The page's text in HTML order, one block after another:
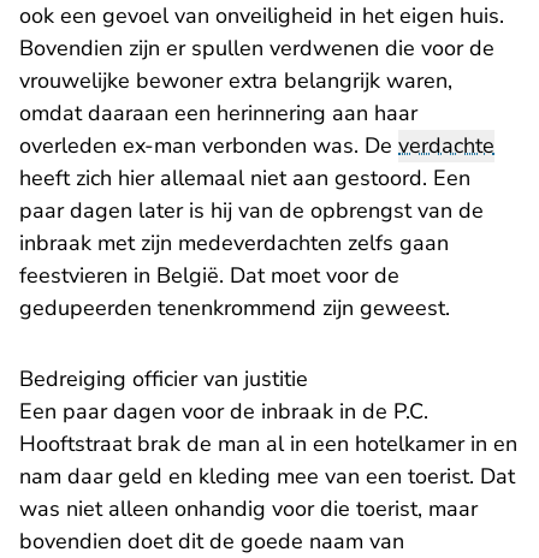
ook een gevoel van onveiligheid in het eigen huis.
Bovendien zijn er spullen verdwenen die voor de
vrouwelijke bewoner extra belangrijk waren,
omdat daaraan een herinnering aan haar
overleden ex-man verbonden was. De verdachte
heeft zich hier allemaal niet aan gestoord. Een
paar dagen later is hij van de opbrengst van de
inbraak met zijn medeverdachten zelfs gaan
feestvieren in België. Dat moet voor de
gedupeerden tenenkrommend zijn geweest.
Bedreiging officier van justitie
Een paar dagen voor de inbraak in de P.C.
Hooftstraat brak de man al in een hotelkamer in en
nam daar geld en kleding mee van een toerist. Dat
was niet alleen onhandig voor die toerist, maar
bovendien doet dit de goede naam van